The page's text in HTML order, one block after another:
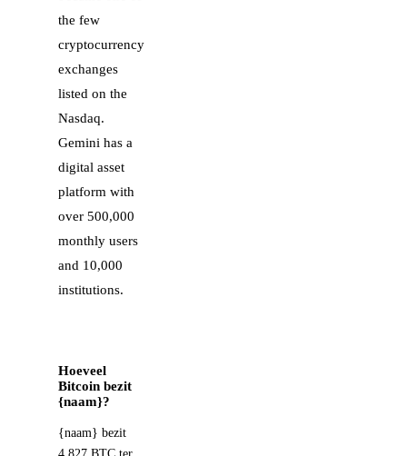
the few
cryptocurrency
exchanges
listed on the
Nasdaq.
Gemini has a
digital asset
platform with
over 500,000
monthly users
and 10,000
institutions.
Hoeveel
Bitcoin bezit
{naam}?
{naam} bezit